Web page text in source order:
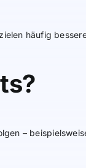
häufig
–